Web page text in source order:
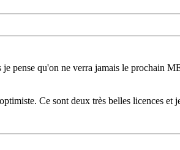
pense qu'on ne verra jamais le prochain
Ce sont deux très belles licences et